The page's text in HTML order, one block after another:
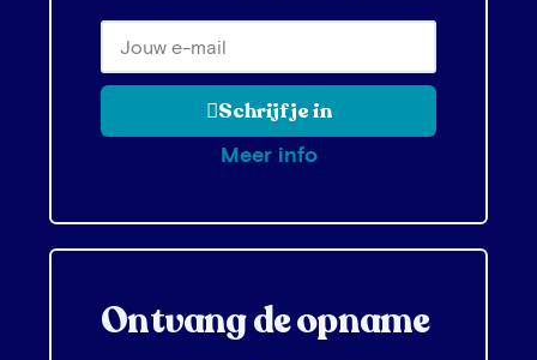
Schrijf je in
Meer info
Ontvang de opname